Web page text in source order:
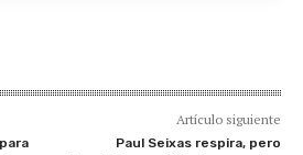
Artículo siguiente
Paul Seixas respira, pero